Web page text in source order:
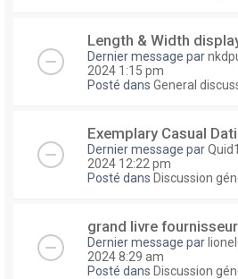
Length & Width
Dernier message par
2024 1:15 pm
Posté dans General
Exemplary Сasual
Dernier message par
2024 12:22 pm
Posté dans Discussion
grand livre
Dernier message par
2024 8:29 am
Posté dans Discussion